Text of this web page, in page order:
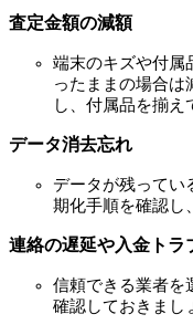
査定金額の減額
端末のキズや付属
ったままの場合は
し、付属品を揃え
データ消去忘れ
データが残ってい
期化手順を確認し
連絡の遅延や入金トラ
信頼できる業者を
確認しておきまし